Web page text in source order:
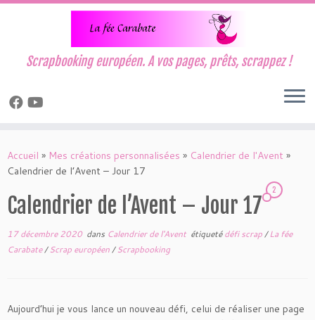
au
contenu
Scrapbooking européen. A vos pages, prêts, scrappez !
Accueil » Mes créations personnalisées » Calendrier de l'Avent »
Calendrier de l’Avent – Jour 17
Calendrier de l’Avent – Jour 17
2
17 décembre 2020dans Calendrier de l'Avent étiquetédéfi scrap/La fée
Carabate/Scrap européen/Scrapbooking
Aujourd’hui je vous lance un nouveau défi, celui de réaliser une page